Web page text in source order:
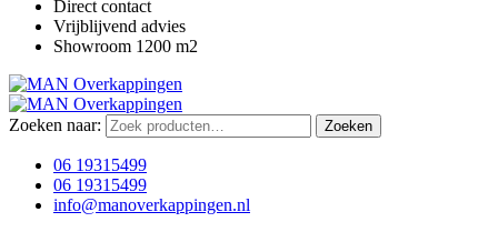
Direct contact
Vrijblijvend advies
Showroom 1200 m2
Zoeken naar: Zoeken
06 19315499
06 19315499
info@manoverkappingen.nl